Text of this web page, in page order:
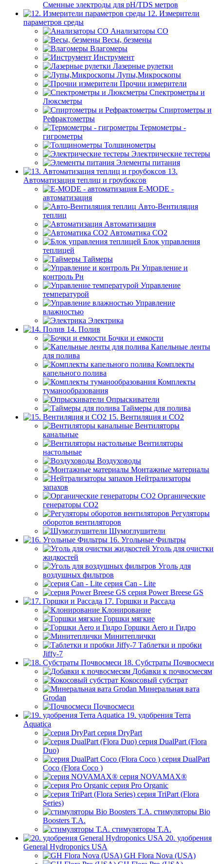
Сменные электроды для pH/TDS метров
12. Измерители
параметров среды
Анализаторы CO
Весы, безмены
Влагомеры
Инструмент
Лазерные рулетки
Лупы,Микроскопы
Прочии измерители
Спектрометры и
Люксметры
Спиртометры и
Рефрактометры
Термометры -
гигрометры
Толщинометры
Электрические тестеры
Элементы питания
13.
Автоматизация теплиц и гроубоксов
E-MODE -
автоматизация
Авто-Вентиляция
теплиц
Автоматизация
Автоматика СО2
Блок управления
теплицей
Таймеры
Управление и
контроль Рн
Управление
температурой
Управление
влажностью
Электрика
14. Полив
Бочки и емкости
Капельные ленты
для полива
Комплекты
капельного полива
Комплекты
туманообразования
Опрыскиватели
Таймеры для полива
15. Вентиляция и CO2
Вентиляторы
канальные
Вентиляторы
настольные
Воздуховоды
Монтажные материалы
Нейтрализаторы
запахов
Органические
генераторы СО2
Регуляторы
оборотов вентиляторов
Шумоглушители
16. Угольные Фильтры
Уголь для очистки
жидкостей
Уголь для
воздушных фильтров
серия Can - Lite
серия Power Breese GS
17. Горшки и Рассада
Клонирование
Горшки мягкие
Горшки Aero и Гидро
Минитеплички
Таблетки и пробки
Jiffy-7
18. Субстраты Почвосмеси
Добавки к почвосмесям
Кокосовый субстрат
Минеральная вата
Grodan
Почвосмеси
19. удобрения Terra
Aquatica
серия DryPart
серия DualPart (Flora
Duo)
серия DualPart
Coco (Flora Coco )
серия NOVAMAX®
серия Pro Organic
серия TriPart (Flora
Series)
стимуляторы Bio
Boosters T.A.
стимуляторы T.A.
20. удобрения
General Hydroponics USA
GH Flora Nova (USA)